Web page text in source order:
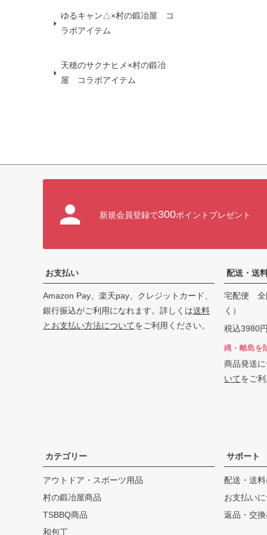
ゆるキャン△×村の鍛冶屋 コ
ラボアイテム
天穂のサクナヒメ×村の鍛冶
屋 コラボアイテム
新規会員登録で300ポイントプレゼント
お支払い
Amazon Pay、楽天pay、クレジットカード、
銀行振込がご利用になれます。詳しくは送料
とお支払い方法についてをご利用ください。
配送・送
宅配便 全
く）
税込3980
縄・離島を
商品発送
いてをご
カテゴリー
アウトドア・スポーツ用品
村の鍛冶屋商品
TSBBQ商品
和包丁
サポート
配送・送
お支払い
返品・交